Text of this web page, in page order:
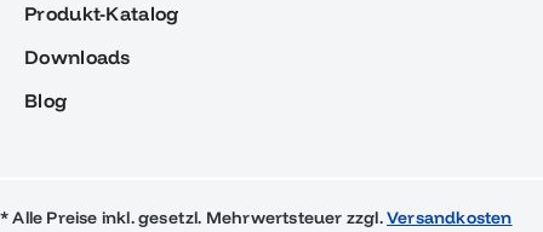
Produkt-Katalog
Downloads
Blog
* Alle Preise inkl. gesetzl. Mehrwertsteuer zzgl.Versandkosten